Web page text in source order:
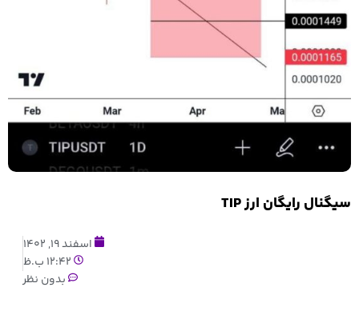
سیگنال رایگان ارز TIP
اسفند 19, 1402
12:42 ب.ظ
بدون نظر